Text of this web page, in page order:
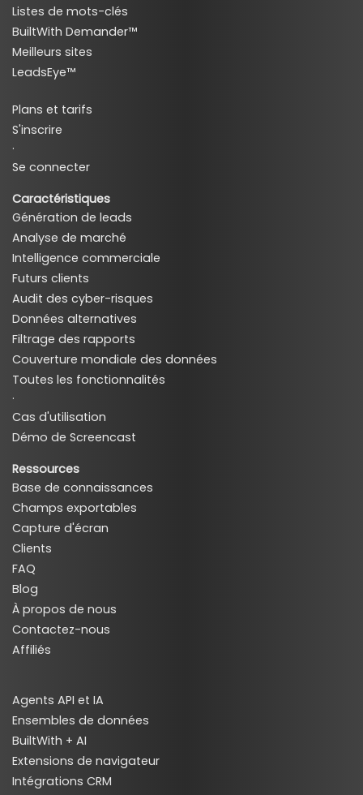
Listes de mots-clés
BuiltWith Demander™
Meilleurs sites
LeadsEye™
Plans et tarifs
S'inscrire
·
Se connecter
Caractéristiques
Génération de leads
Analyse de marché
Intelligence commerciale
Futurs clients
Audit des cyber-risques
Données alternatives
Filtrage des rapports
Couverture mondiale des données
Toutes les fonctionnalités
·
Cas d'utilisation
Démo de Screencast
Ressources
Base de connaissances
Champs exportables
Capture d'écran
Clients
FAQ
Blog
À propos de nous
Contactez-nous
Affiliés
Agents API et IA
Ensembles de données
BuiltWith + AI
Extensions de navigateur
Intégrations CRM